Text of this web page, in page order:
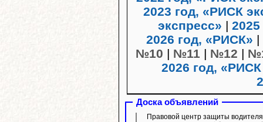
2023 год, «РИСК
экспресс» |
2026 год, «РИСК» |
№10 | №11 | №12 |
2026 год,
Доска объявлений
Правовой центр защиты